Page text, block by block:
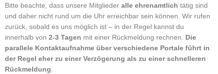
Bitte beachte, dass unsere Mitglieder alle ehrenamtlich tätig sind
und daher nicht rund um die Uhr erreichbar sein können. Wir rufen
zurück, sobald es uns möglich ist – in der Regel kannst du
innerhalb von 2-3 Tagen mit einer Rückmeldung rechnen.
Die
parallele Kontaktaufnahme über verschiedene Portale führt in
der Regel eher zu einer Verzögerung als zu einer schnelleren
Rückmeldung